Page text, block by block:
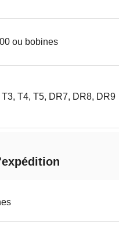
ou bobines
T3, T4, T5, DR7, DR8, DR9